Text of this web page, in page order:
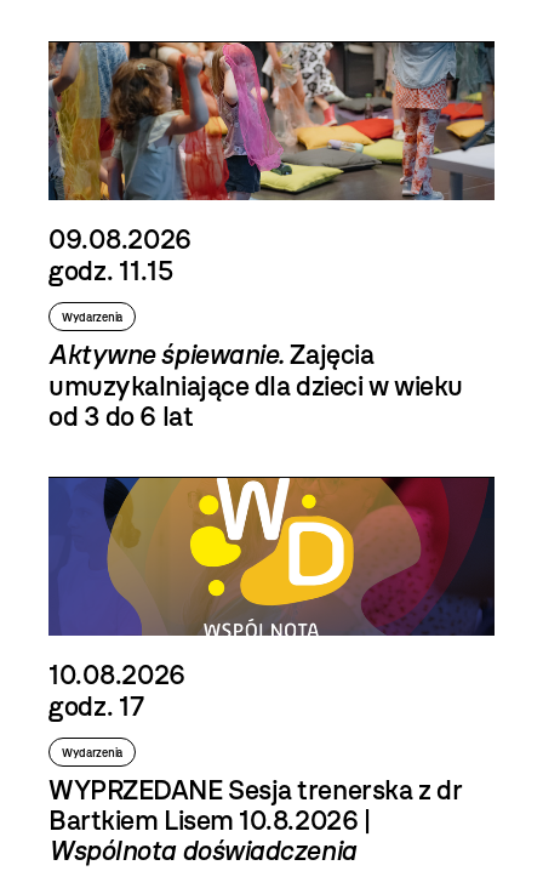
09.08.2026
godz. 11.15
Wydarzenia
Aktywne śpiewanie.Zajęcia
umuzykalniające dla dzieci w wieku
od 3 do 6 lat
10.08.2026
godz. 17
Wydarzenia
WYPRZEDANE Sesja trenerska z dr
Bartkiem Lisem 10.8.2026 |
Wspólnota doświadczenia